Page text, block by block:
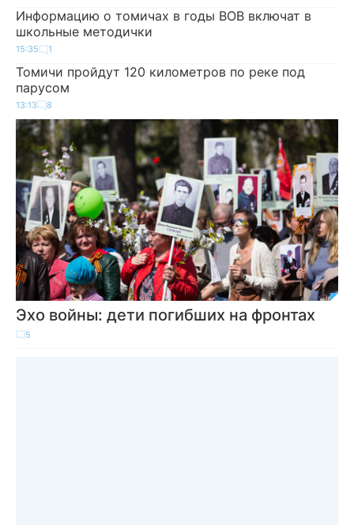
Информацию о томичах в годы ВОВ включат в
школьные методички
15:35 1
Томичи пройдут 120 километров по реке под
парусом
13:13 8
Эхо войны: дети погибших на фронтах
5